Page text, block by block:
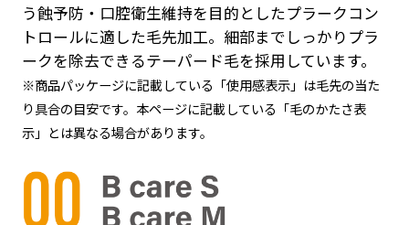
う蝕予防・口腔衛生維持を目的としたプラークコン
トロールに適した毛先加工。細部までしっかりプラ
ークを除去できるテーパード毛を採用しています。
※商品パッケージに記載している「使用感表示」は毛先の当た
り具合の目安です。本ページに記載している「毛のかたさ表
示」とは異なる場合があります。